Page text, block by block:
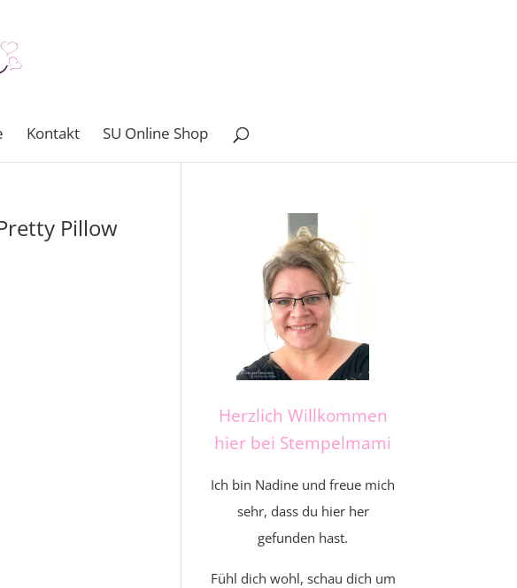
Kontakt SU Online Shop
Pillow
Herzlich Willkommen
hier bei Stempelmami
Ich bin Nadine und freue mich
sehr, dass du hier her
gefunden hast.
Fühl dich wohl, schau dich um